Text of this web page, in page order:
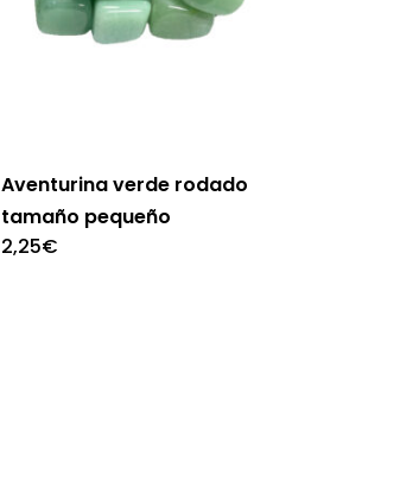
Aventurina verde rodado
tamaño pequeño
2,25€